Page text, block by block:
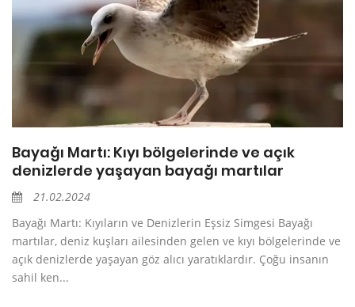
Bayağı Martı: Kıyı bölgelerinde ve açık
denizlerde yaşayan bayağı martılar
21.02.2024
Bayağı Martı: Kıyıların ve Denizlerin Eşsiz Simgesi Bayağı
martılar, deniz kuşları ailesinden gelen ve kıyı bölgelerinde ve
açık denizlerde yaşayan göz alıcı yaratıklardır. Çoğu insanın
sahil ken...